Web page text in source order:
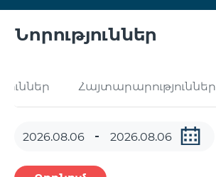
Նորություններ
Հայտարարություններ